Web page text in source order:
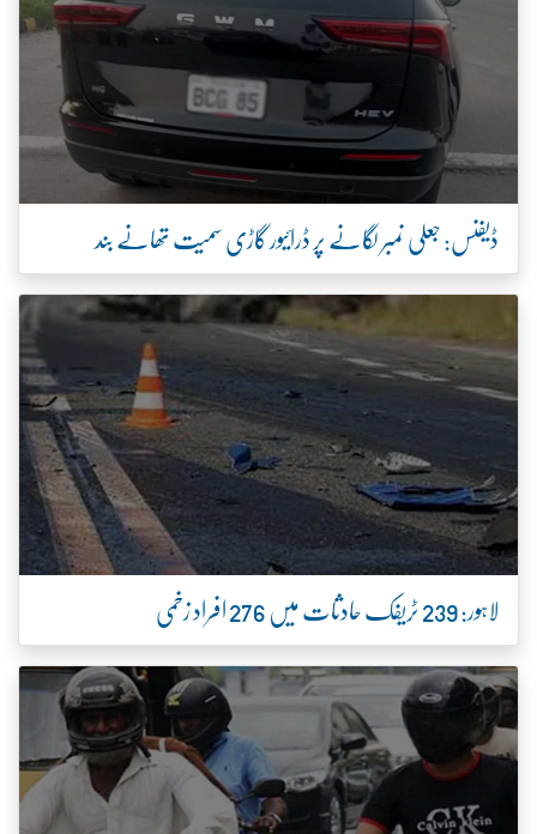
ڈیفنس: جعلی نمبر لگانے پر ڈرائیور گاڑی سمیت تھانے بند
لاہور: 239 ٹریفک حادثات میں 276 افراد زخمی